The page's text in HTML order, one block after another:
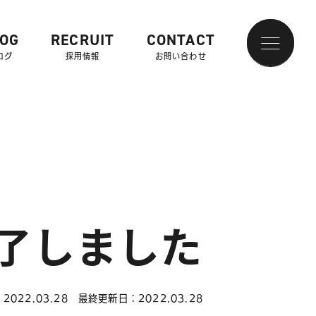
グ
RECRUIT
採用情報
CONTACT
お問い合わせ
しました
2022.03.28 最終更新日：2022.03.28